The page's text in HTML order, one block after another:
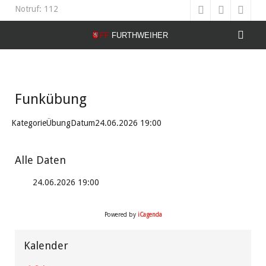
Notruf: 112
Funkübung
KategorieÜbungDatum24.06.2026 19:00
Alle Daten
24.06.2026 19:00
Powered by iCagenda
Kalender
JahrMonat
JahrMonat